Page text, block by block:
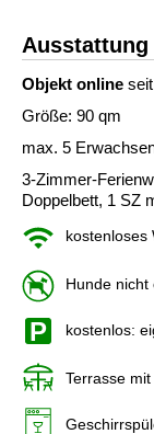
Ausstattung
Objekt online
Größe: 90 qm
max. 5
3-Zimmer-
Doppelbett, 1 SZ
kostenloses
Hunde nicht
kostenlos:
Terrasse